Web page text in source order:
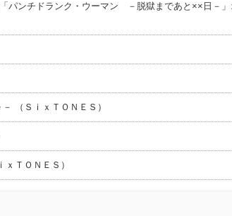
パンチドランク・ウーマン －脱獄まであと××日－
（ＳｉｘＴＯＮＥＳ）
ＴＯＮＥＳ）